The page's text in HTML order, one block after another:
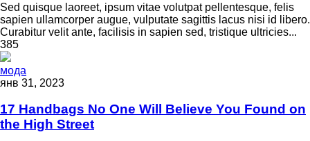
Sed quisque laoreet, ipsum vitae volutpat pellentesque, felis
sapien ullamcorper augue, vulputate sagittis lacus nisi id libero.
Curabitur velit ante, facilisis in sapien sed, tristique ultricies...
385
мода
янв 31, 2023
17 Handbags No One Will Believe You Found on
the High Street